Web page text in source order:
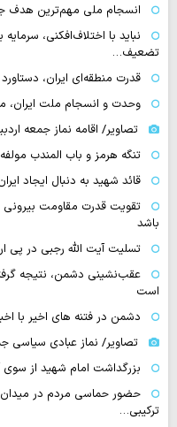
انسجام ملی مهم‌ترین هدف
نباید با اختلاف‌افکنی،
تضعیف…
قدرت منطقه‌ای ایران،
وحدت و انسجام ملت ایران،
تصاویر/ اقامه نماز جمعه
تنگه‌ هرمز و باب المندب
قائد شهید به دنبال ایجاد
تقویت قدرت مقاومت بیرونی
باشد
تسلیت آیت الله رجبی در پی
عقب‌نشینی دشمن، نتیجه
است
دشمن در فتنه های اخیر با
تصاویر/ نماز عبادی سیاسی
بزرگداشت امام شهید از سوی
حضور حماسی مردم در
ترکیبی…